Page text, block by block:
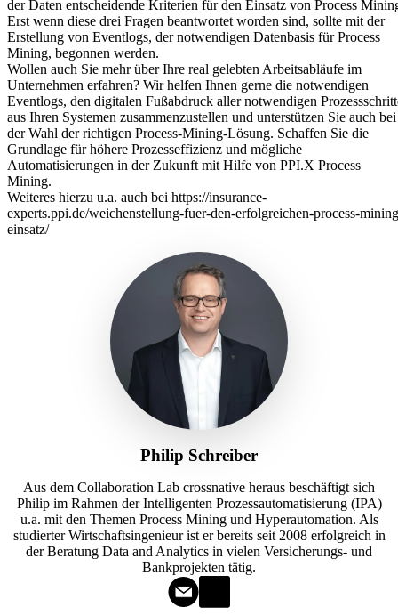
der Daten entscheidende Kriterien für den Einsatz von Process
Erst wenn diese drei Fragen beantwortet worden sind, sollte mit der
Erstellung von Eventlogs, der notwendigen Datenbasis für Process
Mining, begonnen werden.
Wollen auch Sie mehr über Ihre real gelebten Arbeitsabläufe im
Unternehmen erfahren? Wir helfen Ihnen gerne die notwendigen
Eventlogs, den digitalen Fußabdruck aller notwendigen
aus Ihren Systemen zusammenzustellen und unterstützen Sie auch bei
der Wahl der richtigen Process-Mining-Lösung. Schaffen Sie die
Grundlage für höhere Prozesseffizienz und mögliche
Automatisierungen in der Zukunft mit Hilfe von PPI.X Process
Mining.
Weiteres hierzu u.a. auch bei https://insurance-
experts.ppi.de/weichenstellung-fuer-den-erfolgreichen-process-
einsatz/
Philip Schreiber
Aus dem Collaboration Lab crossnative heraus beschäftigt sich
Philip im Rahmen der Intelligenten Prozessautomatisierung (IPA)
u.a. mit den Themen Process Mining und Hyperautomation. Als
studierter Wirtschaftsingenieur ist er bereits seit 2008 erfolgreich in
der Beratung Data and Analytics in vielen Versicherungs- und
Bankprojekten tätig.